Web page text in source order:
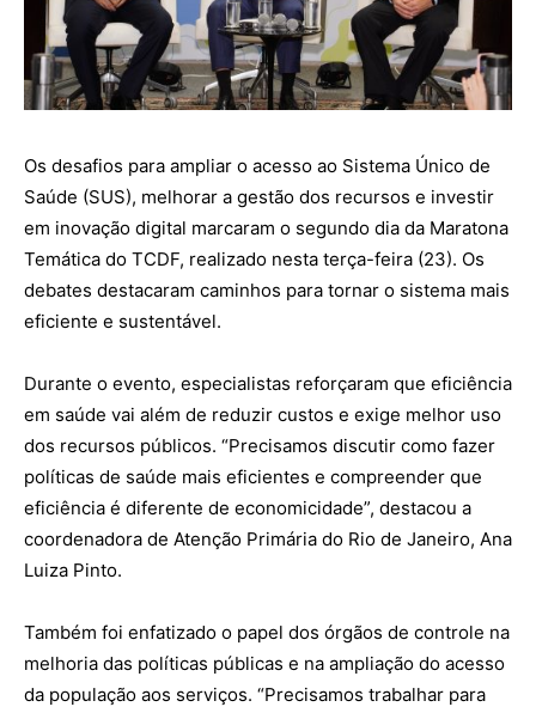
Os desafios para ampliar o acesso ao Sistema Único de
Saúde (SUS), melhorar a gestão dos recursos e investir
em inovação digital marcaram o segundo dia da Maratona
Temática do TCDF, realizado nesta terça-feira (23). Os
debates destacaram caminhos para tornar o sistema mais
eficiente e sustentável.
Durante o evento, especialistas reforçaram que eficiência
em saúde vai além de reduzir custos e exige melhor uso
dos recursos públicos. “Precisamos discutir como fazer
políticas de saúde mais eficientes e compreender que
eficiência é diferente de economicidade”, destacou a
coordenadora de Atenção Primária do Rio de Janeiro, Ana
Luiza Pinto.
Também foi enfatizado o papel dos órgãos de controle na
melhoria das políticas públicas e na ampliação do acesso
da população aos serviços. “Precisamos trabalhar para